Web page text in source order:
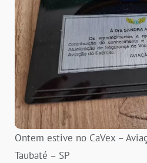
Ontem estive no CaVex –
Taubaté – SP